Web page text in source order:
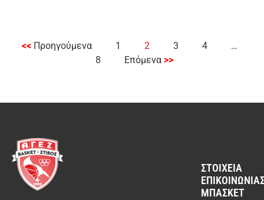
<< Προηγούμενα 1 2 3 4
…
8
Επόμενα >>
ΣΤΟΙΧΕΊΑ
ΜΠΆΣΚΕΤ